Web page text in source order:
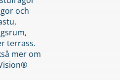
och
terrass.
mer om